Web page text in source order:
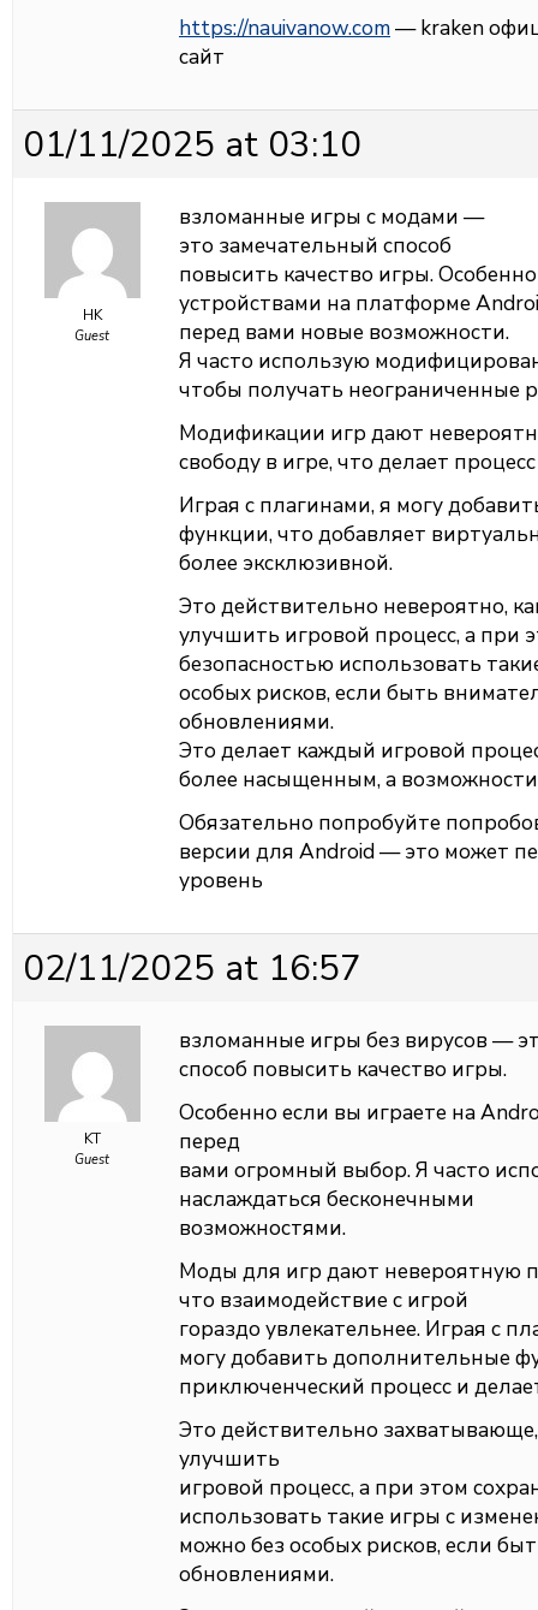
https://nauivanow.com— kraken
сайт
01/11/2025 at 03:10
HK
Guest
взломанные игры с модами —
это замечательный способ
повысить качество игры.
устройствами на платформе
перед вами новые возможности.
Я часто использую
чтобы получать неограниченные
Модификации игр дают
свободу в игре, что делает
Играя с плагинами, я могу
функции, что добавляет
более эксклюзивной.
Это действительно невероятно,
улучшить игровой процесс, а при
безопасностью использовать
особых рисков, если быть
обновлениями.
Это делает каждый игровой
более насыщенным, а
Обязательно попробуйте
версии для Android — это может
уровень
02/11/2025 at 16:57
KT
Guest
взломанные игры без вирусов —
способ повысить качество игры.
Особенно если вы играете на
перед
вами огромный выбор. Я часто
наслаждаться бесконечными
возможностями.
Моды для игр дают невероятную
что взаимодействие с игрой
гораздо увлекательнее. Играя с
могу добавить дополнительные
приключенческий процесс и
Это действительно
улучшить
игровой процесс, а при этом
использовать такие игры с
можно без особых рисков, если
обновлениями.